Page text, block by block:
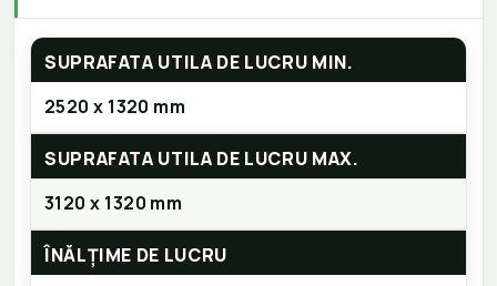
SUPRAFATA UTILA DE LUCRU MIN.
2520 x 1320 mm
SUPRAFATA UTILA DE LUCRU MAX.
3120 x 1320 mm
ÎNĂLȚIME DE LUCRU